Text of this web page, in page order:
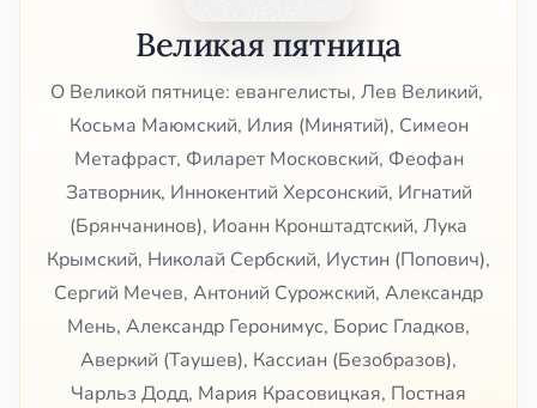
Великая пятница
О Великой пятнице: евангелисты, Лев Великий,
Косьма Маюмский, Илия (Минятий), Симеон
Метафраст, Филарет Московский, Феофан
Затворник, Иннокентий Херсонский, Игнатий
(Брянчанинов), Иоанн Кронштадтский, Лука
Крымский, Николай Сербский, Иустин (Попович),
Сергий Мечев, Антоний Сурожский, Александр
Мень, Александр Геронимус, Борис Гладков,
Аверкий (Таушев), Кассиан (Безобразов),
Чарльз Додд, Мария Красовицкая, Постная